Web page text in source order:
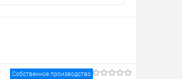
Собственное производство